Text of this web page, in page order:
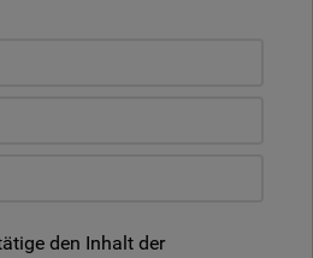
den Inhalt der